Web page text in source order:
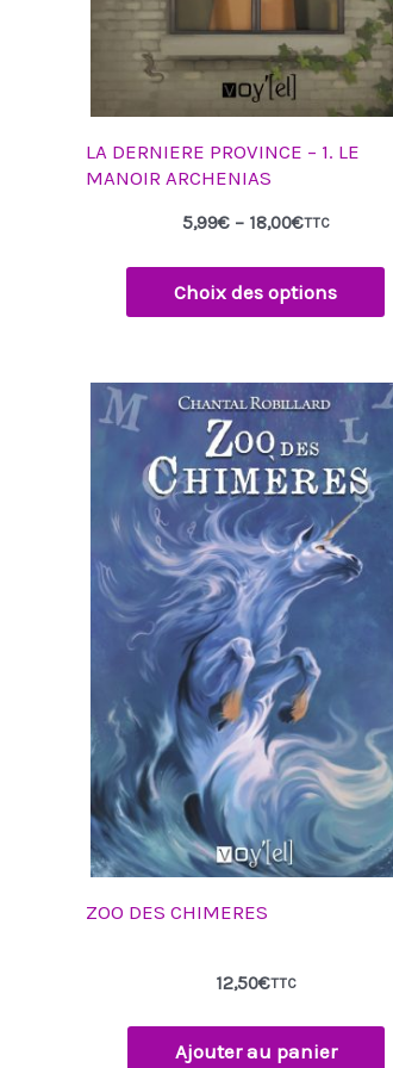
LA DERNIERE PROVINCE – 1. LE
MANOIR ARCHENIAS
5,99€– 18,00€TTC
Choix des options
la
page
du
produit
ZOO DES CHIMERES
12,50€TTC
Ajouter au panier